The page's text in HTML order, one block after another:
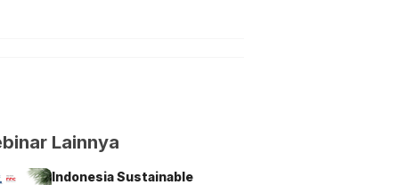
Lainnya
Indonesia Sustainable